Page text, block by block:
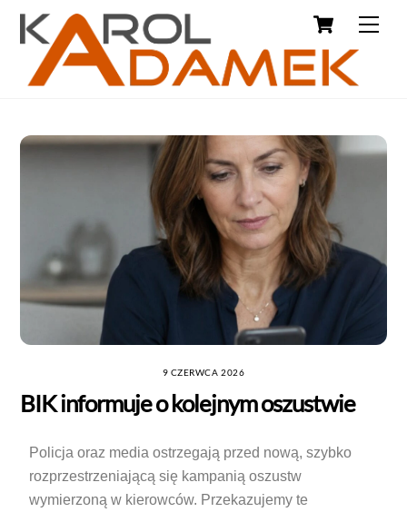
9 CZERWCA 2026
BIK informuje o kolejnym oszustwie
Policja oraz media ostrzegają przed nową, szybko
rozprzestrzeniającą się kampanią oszustw
wymierzoną w kierowców. Przekazujemy te